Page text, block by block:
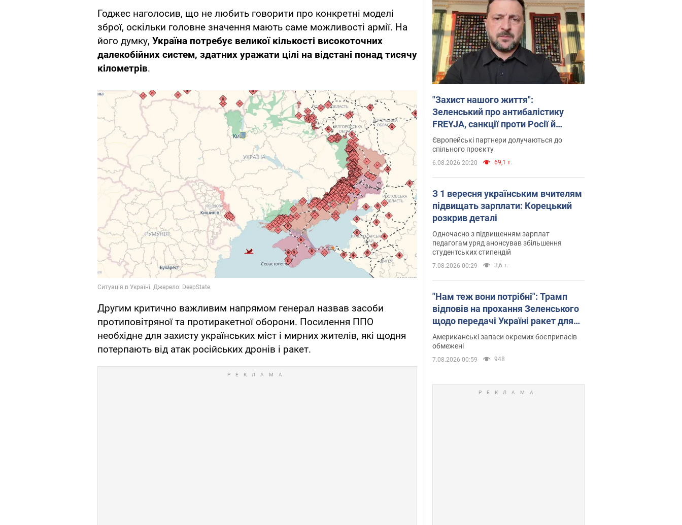
Годжес наголосив, що не любить говорити про конкретні моделі
зброї, оскільки головне значення мають саме можливості армії. На
його думку, Україна потребує великої кількості високоточних
далекобійних систем, здатних уражати цілі на відстані понад тисячу
кілометрів.
Другим критично важливим напрямом генерал назвав засоби
протиповітряної та протиракетної оборони. Посилення ППО
необхідне для захисту українських міст і мирних жителів, які щодня
потерпають від атак російських дронів і ракет.
"Захист нашого життя":
Зеленський про антибалістику
FREYJA, санкції проти Росії й
підтримку аграріїв. Відео
Європейські партнери долучаються до
спільного проєкту
6.08.2026 20:20 69,1 т.
З 1 вересня українським вчителям
підвищать зарплати: Корецький
розкрив деталі
Одночасно з підвищенням зарплат
педагогам уряд анонсував збільшення
студентських стипендій
7.08.2026 00:29 3,6 т.
"Нам теж вони потрібні": Трамп
відповів на прохання Зеленського
щодо передачі Україні ракет для
Patriot
Американські запаси окремих боєприпасів
обмежені
7.08.2026 00:59 948